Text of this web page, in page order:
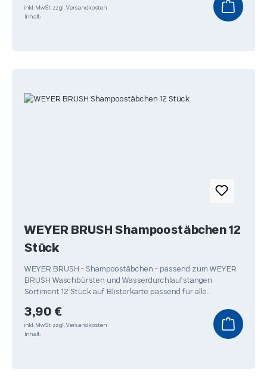
inkl. MwSt. zzgl. Versandkosten
Inhalt:
WEYER BRUSH Shampoostäbchen 12
Stück
WEYER BRUSH - Shampoostäbchen - passend zum WEYER
BRUSH Waschbürsten und Wasserdurchlaufstangen
Sortiment 12 Stück auf Blisterkarte passend für alle
Regulärer Preis:
3,90 €
inkl. MwSt. zzgl. Versandkosten
Inhalt: